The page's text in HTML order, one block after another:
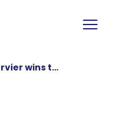
Servier wins the Digital Transformation prize at the BFM Awards!